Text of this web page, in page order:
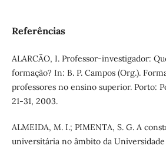
Referências
ALARCÃO, I. Professor-investigador:
formação? In: B. P. Campos (Org.).
professores no ensino superior. Porto:
21-31, 2003.
ALMEIDA, M. I.; PIMENTA, S. G. A
universitária no âmbito da Universidade